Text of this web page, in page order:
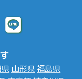
山形県福島県